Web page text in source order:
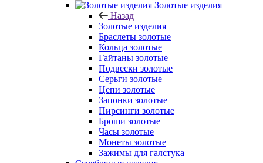
Золотые изделия
Назад
Золотые изделия
Браслеты золотые
Кольца золотые
Гайтаны золотые
Подвески золотые
Серьги золотые
Цепи золотые
Запонки золотые
Пирсинги золотые
Броши золотые
Часы золотые
Монеты золотые
Зажимы для галстука